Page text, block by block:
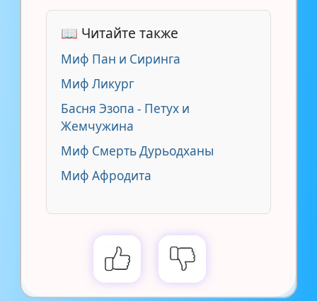
📖 Читайте также
Миф Пан и Сиринга
Миф Ликург
Басня Эзопа - Петух и
Жемчужина
Миф Смерть Дурьодханы
Миф Афродита